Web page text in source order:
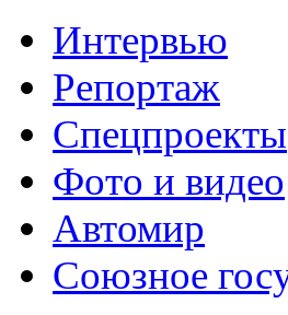
Интервью
Репортаж
Спецпроекты
Фото и видео
Автомир
Союзное